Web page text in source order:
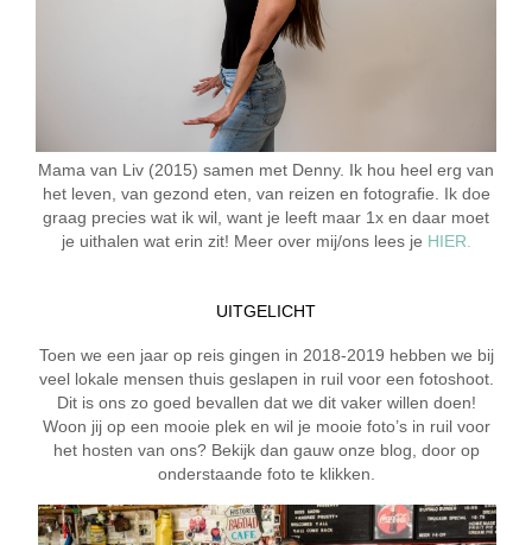
Mama van Liv (2015) samen met Denny. Ik hou heel erg van
het leven, van gezond eten, van reizen en fotografie. Ik doe
graag precies wat ik wil, want je leeft maar 1x en daar moet
je uithalen wat erin zit! Meer over mij/ons lees je HIER.
UITGELICHT
Toen we een jaar op reis gingen in 2018-2019 hebben we bij
veel lokale mensen thuis geslapen in ruil voor een fotoshoot.
Dit is ons zo goed bevallen dat we dit vaker willen doen!
Woon jij op een mooie plek en wil je mooie foto’s in ruil voor
het hosten van ons? Bekijk dan gauw onze blog, door op
onderstaande foto te klikken.